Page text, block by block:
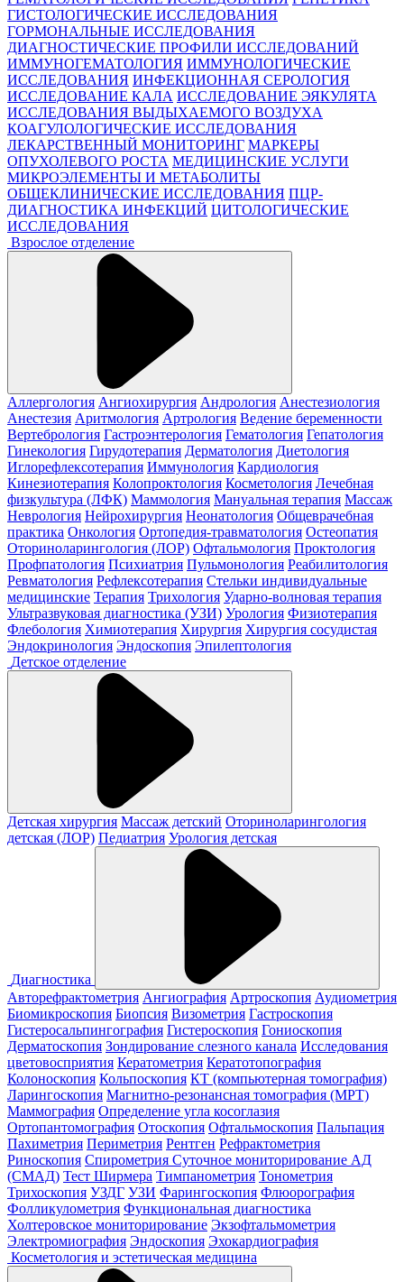
ГИСТОЛОГИЧЕСКИЕ ИССЛЕДОВАНИЯ
ГОРМОНАЛЬНЫЕ ИССЛЕДОВАНИЯ
ДИАГНОСТИЧЕСКИЕ ПРОФИЛИ ИССЛЕДОВАНИЙ
ИММУНОГЕМАТОЛОГИЯ ИММУНОЛОГИЧЕСКИЕ
ИССЛЕДОВАНИЯ ИНФЕКЦИОННАЯ СЕРОЛОГИЯ
ИССЛЕДОВАНИЕ КАЛА ИССЛЕДОВАНИЕ ЭЯКУЛЯТА
ИССЛЕДОВАНИЯ ВЫДЫХАЕМОГО ВОЗДУХА
КОАГУЛОЛОГИЧЕСКИЕ ИССЛЕДОВАНИЯ
ЛЕКАРСТВЕННЫЙ МОНИТОРИНГ МАРКЕРЫ
ОПУХОЛЕВОГО РОСТА МЕДИЦИНСКИЕ УСЛУГИ
МИКРОЭЛЕМЕНТЫ И МЕТАБОЛИТЫ
ОБЩЕКЛИНИЧЕСКИЕ ИССЛЕДОВАНИЯ ПЦР-
ДИАГНОСТИКА ИНФЕКЦИЙ ЦИТОЛОГИЧЕСКИЕ
ИССЛЕДОВАНИЯ
Взрослое отделение
Аллергология Ангиохирургия Андрология Анестезиология
Анестезия Аритмология Артрология Ведение беременности
Вертебрология Гастроэнтерология Гематология Гепатология
Гинекология Гирудотерапия Дерматология Диетология
Иглорефлексотерапия Иммунология Кардиология
Кинезиотерапия Колопроктология Косметология Лечебная
физкультура (ЛФК) Маммология Мануальная терапия Массаж
Неврология Нейрохирургия Неонатология Общеврачебная
практика Онкология Ортопедия-травматология Остеопатия
Оториноларингология (ЛОР) Офтальмология Проктология
Профпатология Психиатрия Пульмонология Реабилитология
Ревматология Рефлексотерапия Стельки индивидуальные
медицинские Терапия Трихология Ударно-волновая терапия
Ультразвуковая диагностика (УЗИ) Урология Физиотерапия
Флебология Химиотерапия Хирургия Хирургия сосудистая
Эндокринология Эндоскопия Эпилептология
Детское отделение
Детская хирургия Массаж детский Оториноларингология
детская (ЛОР) Педиатрия Урология детская
Диагностика
Авторефрактометрия Ангиография Артроскопия Аудиометрия
Биомикроскопия Биопсия Визометрия Гастроскопия
Гистеросальпингография Гистероскопия Гониоскопия
Дерматоскопия Зондирование слезного канала Исследования
цветовосприятия Кератометрия Кератотопография
Колоноскопия Кольпоскопия КТ (компьютерная томография)
Ларингоскопия Магнитно-резонансная томография (МРТ)
Маммография Определение угла косоглазия
Ортопантомография Отоскопия Офтальмоскопия Пальпация
Пахиметрия Периметрия Рентген Рефрактометрия
Риноскопия Спирометрия Суточное мониторирование АД
(СМАД) Тест Ширмера Тимпанометрия Тонометрия
Трихоскопия УЗДГ УЗИ Фарингоскопия Флюорография
Фолликулометрия Функциональная диагностика
Холтеровское мониторирование Экзофтальмометрия
Электромиография Эндоскопия Эхокардиография
Косметология и эстетическая медицина